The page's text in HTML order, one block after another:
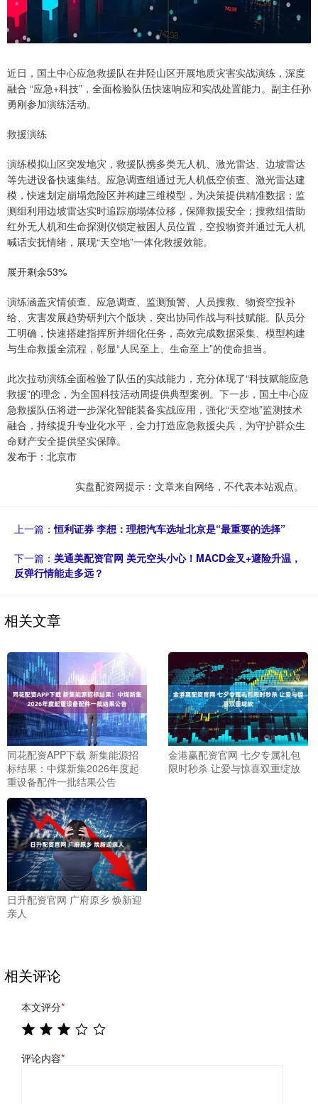
近日，国土中心应急救援队在井陉山区开展地质灾害实战演练，深度
融合 “应急+科技”，全面检验队伍快速响应和实战处置能力。副主任孙
勇刚参加演练活动。
救援演练
演练模拟山区突发地灾，救援队携多类无人机、激光雷达、边坡雷达
等先进设备快速集结。应急调查组通过无人机低空侦查、激光雷达建
模，快速划定崩塌危险区并构建三维模型，为决策提供精准数据；监
测组利用边坡雷达实时追踪崩塌体位移，保障救援安全；搜救组借助
红外无人机和生命探测仪锁定被困人员位置，空投物资并通过无人机
喊话安抚情绪，展现“天空地”一体化救援效能。
展开剩余53%
演练涵盖灾情侦查、应急调查、监测预警、人员搜救、物资空投补
给、灾害发展趋势研判六个版块，突出协同作战与科技赋能。队员分
工明确，快速搭建指挥所并细化任务，高效完成数据采集、模型构建
与生命救援全流程，彰显“人民至上、生命至上”的使命担当。
此次拉动演练全面检验了队伍的实战能力，充分体现了“科技赋能应急
救援”的理念，为全国科技活动周提供典型案例。下一步，国土中心应
急救援队伍将进一步深化智能装备实战应用，强化“天空地”监测技术
融合，持续提升专业化水平，全力打造应急救援尖兵，为守护群众生
命财产安全提供坚实保障。
发布于：北京市
实盘配资网提示：文章来自网络，不代表本站观点。
上一篇：恒利证券 李想：理想汽车选址北京是“最重要的选择”
下一篇： 美通美配资官网 美元空头小心！MACD金叉+避险升温，
反弹行情能走多远？
相关文章
同花配资APP下载 新集能源招
标结果：中煤新集2026年度起
重设备配件一批结果公告
金港赢配资官网 七夕专属礼包
限时秒杀 让爱与惊喜双重绽放
日升配资官网 广府原乡 焕新迎
亲人
相关评论
本文评分*
评论内容*